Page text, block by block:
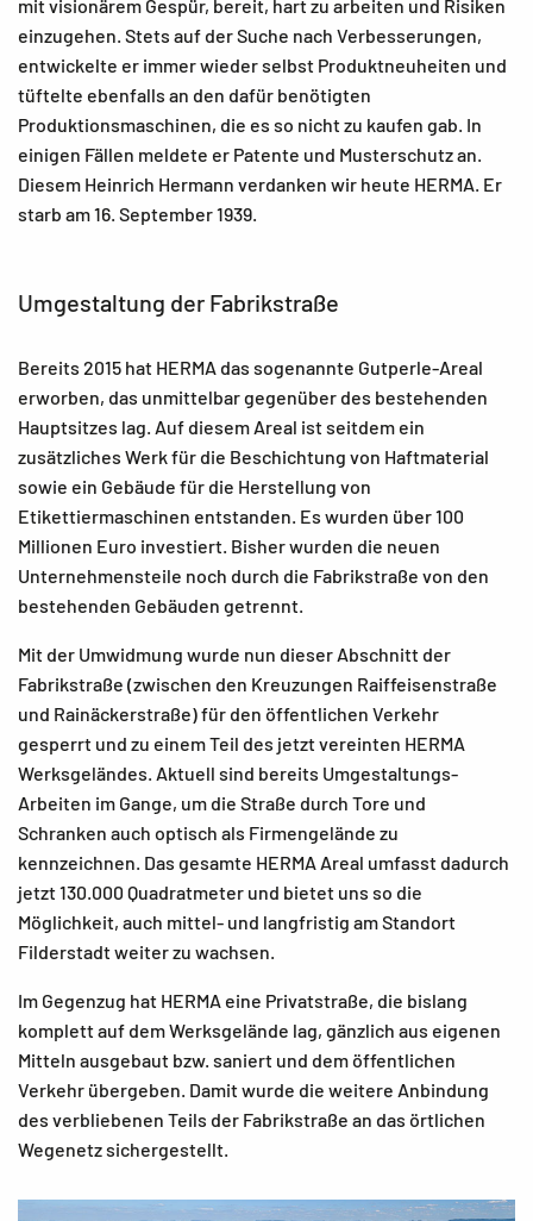
mit visionärem Gespür, bereit, hart zu arbeiten und Risiken
einzugehen. Stets auf der Suche nach Verbesserungen,
entwickelte er immer wieder selbst Produktneuheiten und
tüftelte ebenfalls an den dafür benötigten
Produktionsmaschinen, die es so nicht zu kaufen gab. In
einigen Fällen meldete er Patente und Musterschutz an.
Diesem Heinrich Hermann verdanken wir heute HERMA. Er
starb am 16. September 1939.
Umgestaltung der Fabrikstraße
Bereits 2015 hat HERMA das sogenannte Gutperle-Areal
erworben, das unmittelbar gegenüber des bestehenden
Hauptsitzes lag. Auf diesem Areal ist seitdem ein
zusätzliches Werk für die Beschichtung von Haftmaterial
sowie ein Gebäude für die Herstellung von
Etikettiermaschinen entstanden. Es wurden über 100
Millionen Euro investiert. Bisher wurden die neuen
Unternehmensteile noch durch die Fabrikstraße von den
bestehenden Gebäuden getrennt.
Mit der Umwidmung wurde nun dieser Abschnitt der
Fabrikstraße (zwischen den Kreuzungen Raiffeisenstraße
und Rainäckerstraße) für den öffentlichen Verkehr
gesperrt und zu einem Teil des jetzt vereinten HERMA
Werksgeländes. Aktuell sind bereits Umgestaltungs-
Arbeiten im Gange, um die Straße durch Tore und
Schranken auch optisch als Firmengelände zu
kennzeichnen. Das gesamte HERMA Areal umfasst dadurch
jetzt 130.000 Quadratmeter und bietet uns so die
Möglichkeit, auch mittel- und langfristig am Standort
Filderstadt weiter zu wachsen.
Im Gegenzug hat HERMA eine Privatstraße, die bislang
komplett auf dem Werksgelände lag, gänzlich aus eigenen
Mitteln ausgebaut bzw. saniert und dem öffentlichen
Verkehr übergeben. Damit wurde die weitere Anbindung
des verbliebenen Teils der Fabrikstraße an das örtlichen
Wegenetz sichergestellt.